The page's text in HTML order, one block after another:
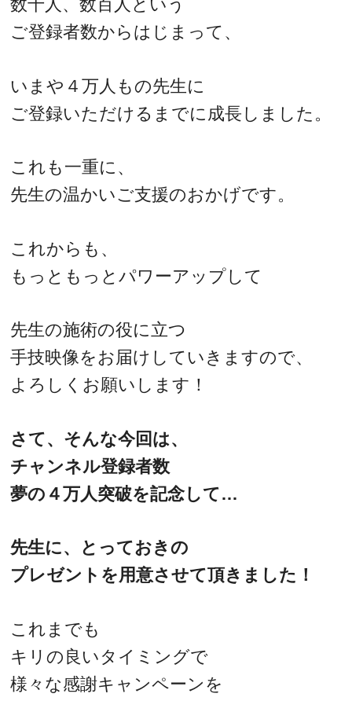
数十人、数百人という
ご登録者数からはじまって、
いまや４万人もの先生に
ご登録いただけるまでに成長しました。
これも一重に、
先生の温かいご支援のおかげです。
これからも、
もっともっとパワーアップして
先生の施術の役に立つ
手技映像をお届けしていきますので、
よろしくお願いします！
さて、そんな今回は、
チャンネル登録者数
夢の４万人突破を記念して…
先生に、とっておきの
プレゼントを用意させて頂きました！
これまでも
キリの良いタイミングで
様々な感謝キャンペーンを